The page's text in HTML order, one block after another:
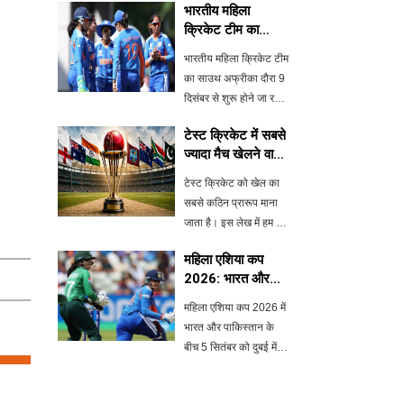
भारतीय महिला
क्रिकेट टीम का
साउथ अफ्रीका दौरा:
तीन नए टी20 मैच
जोड़े गए
भारतीय महिला क्रिकेट टीम
का साउथ अफ्रीका दौरा 9
दिसंबर से शुरू होने जा रहा
वनडे और तीन टी20 मैच
शामिल हैं। हाल ही में, तीन
नए टी20 मैचों को जोड़ा गया
है, जिसका मुख्य उद्देश्य
टेस्ट क्रिकेट में सबसे
ज्यादा मैच खेलने वाले
शीर्ष 7 देश
टेस्ट क्रिकेट को खेल का
सबसे कठिन प्रारूप माना
जाता है। इस लेख में हम उन
जिन्होंने सबसे ज्यादा टेस्ट
मैच खेले हैं। इंग्लैंड,
ऑस्ट्रेलिया, और भारत जैसे
देशों के रिकॉर
महिला एशिया कप
2026: भारत और
पाकिस्तान का
मुकाबला 5 सितंबर को
दुबई में
महिला एशिया कप 2026 में
भारत और पाकिस्तान के
बीच 5 सितंबर को दुबई में